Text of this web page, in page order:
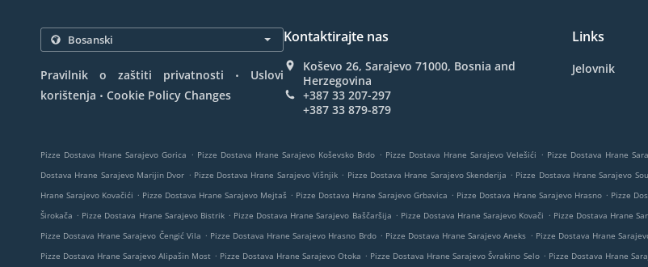
Pravilnik o zaštiti privatnosti .
Uslovi
korištenja . Cookie Policy Changes
Kontaktirajte nas
Koševo 26, Sarajevo 71000, Bosnia and
Herzegovina
+387 33 207-297
+387 33 879-879
Links
Jelovnik
Pizze Dostava Hrane Sarajevo Gorica . Pizze Dostava Hrane Sarajevo Koševsko Brdo . Pizze Dostava Hrane Sarajevo Velešići . Pizze Dostava Hrane
Dostava Hrane Sarajevo Marijin Dvor . Pizze Dostava Hrane Sarajevo Višnjik . Pizze Dostava Hrane Sarajevo Skenderija . Pizze Dostava Hrane Sarajevo
Hrane Sarajevo Kovačići . Pizze Dostava Hrane Sarajevo Mejtaš . Pizze Dostava Hrane Sarajevo Grbavica . Pizze Dostava Hrane Sarajevo Hrasno . Pizze
Širokača . Pizze Dostava Hrane Sarajevo Bistrik . Pizze Dostava Hrane Sarajevo Baščaršija . Pizze Dostava Hrane Sarajevo Kovači . Pizze Dostava Hrane
Pizze Dostava Hrane Sarajevo Čengić Vila . Pizze Dostava Hrane Sarajevo Hrasno Brdo . Pizze Dostava Hrane Sarajevo Aneks . Pizze Dostava Hrane
Pizze Dostava Hrane Sarajevo Alipašin Most . Pizze Dostava Hrane Sarajevo Otoka . Pizze Dostava Hrane Sarajevo Švrakino Selo . Pizze Dostava Hrane